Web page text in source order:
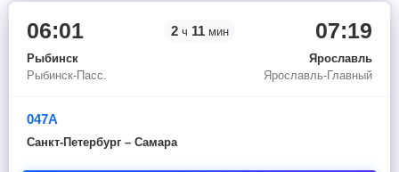
06:01
Рыбинск
Рыбинск-Пасс.
2 ч 11 мин 07:19
Ярославль
Ярославль-Главный
047А
Санкт-Петербург – Самара